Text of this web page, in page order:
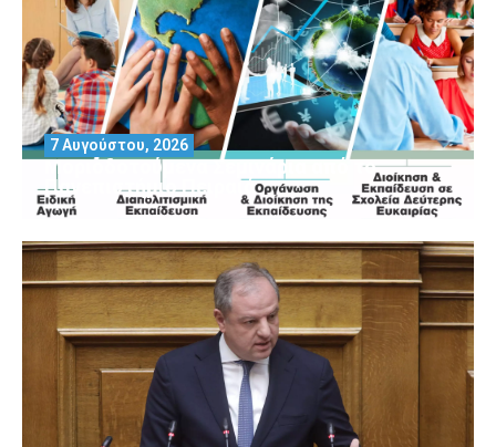
Μοριοδοτούμενα Σεμινάρια από το
Πανεπιστήμιο Πειραιά
7 Αυγούστου, 2026